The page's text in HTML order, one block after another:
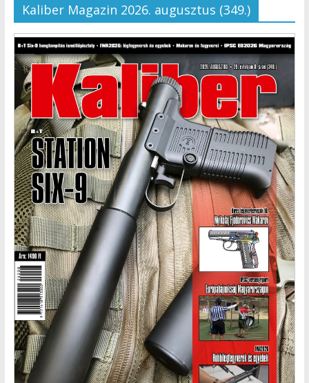
Kaliber Magazin 2026. augusztus (349.)